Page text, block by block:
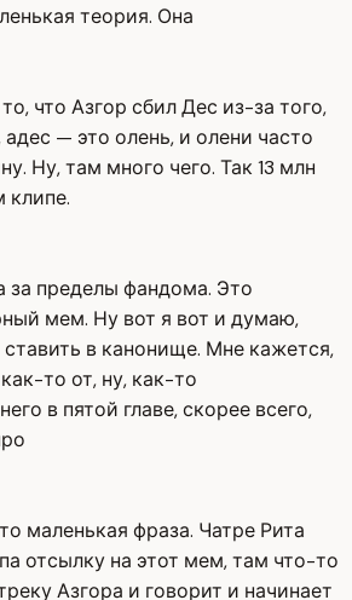
теория. Она
что Азгор сбил Дес из-за того,
адес — это олень, и олени часто
Ну, там много чего. Так 13 млн
клипе.
за пределы фандома. Это
мем. Ну вот я вот и думаю,
ставить в канонище. Мне кажется,
то от, ну, как-то
в пятой главе, скорее всего,
маленькая фраза. Чатре Рита
отсылку на этот мем, там что-то
Азгора и говорит и начинает